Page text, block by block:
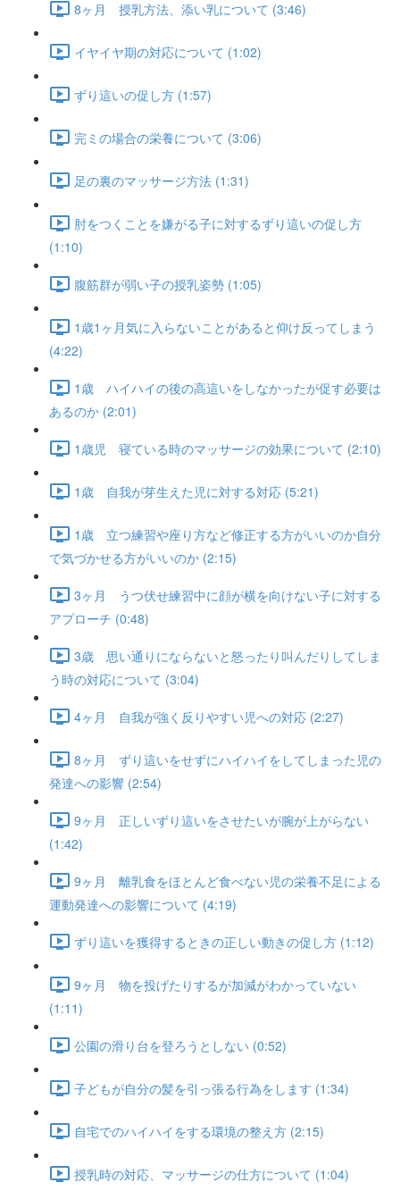
8ヶ月 授乳方法、添い乳について (3:46)
イヤイヤ期の対応について (1:02)
ずり這いの促し方 (1:57)
完ミの場合の栄養について (3:06)
足の裏のマッサージ方法 (1:31)
肘をつくことを嫌がる子に対するずり這いの促し方
(1:10)
腹筋群が弱い子の授乳姿勢 (1:05)
1歳1ヶ月気に入らないことがあると仰け反ってしまう
(4:22)
1歳 ハイハイの後の高這いをしなかったが促す必要は
あるのか (2:01)
1歳児 寝ている時のマッサージの効果について (2:10)
1歳 自我が芽生えた児に対する対応 (5:21)
1歳 立つ練習や座り方など修正する方がいいのか自分
で気づかせる方がいいのか (2:15)
3ヶ月 うつ伏せ練習中に顔が横を向けない子に対する
アプローチ (0:48)
3歳 思い通りにならないと怒ったり叫んだりしてしま
う時の対応について (3:04)
4ヶ月 自我が強く反りやすい児への対応 (2:27)
8ヶ月 ずり這いをせずにハイハイをしてしまった児の
発達への影響 (2:54)
9ヶ月 正しいずり這いをさせたいが腕が上がらない
(1:42)
9ヶ月 離乳食をほとんど食べない児の栄養不足による
運動発達への影響について (4:19)
ずり這いを獲得するときの正しい動きの促し方 (1:12)
9ヶ月 物を投げたりするが加減がわかっていない
(1:11)
公園の滑り台を登ろうとしない (0:52)
子どもが自分の髪を引っ張る行為をします (1:34)
自宅でのハイハイをする環境の整え方 (2:15)
授乳時の対応、マッサージの仕方について (1:04)